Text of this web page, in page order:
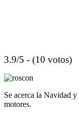
3.9/5 - (10 votos)
Se acerca la Navidad
motores.